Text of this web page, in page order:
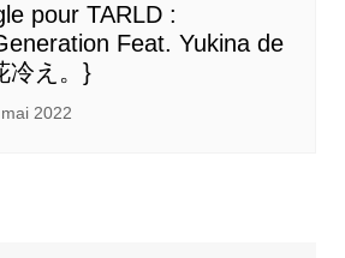
pour TARLD :
Feat. Yukina de
冷え。}
2022